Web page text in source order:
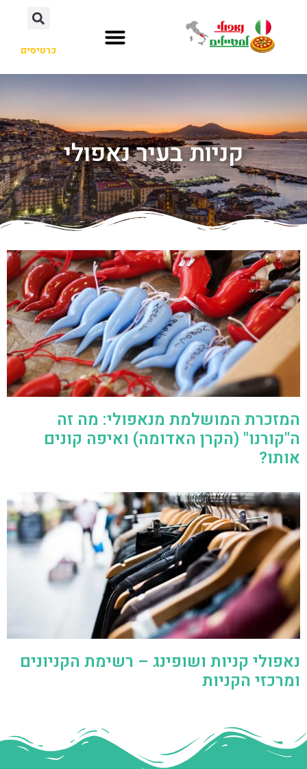
כרטיסים
קניות בעיר נאפולי
המזכרת המושלמת מנאפולי: מה זה
ה"קורנו" (הקרן האדומה) ואיפה קונים
אותו?
נאפולי קניות ושופינג – רשימת הקניונים
ומרכזי הקניות